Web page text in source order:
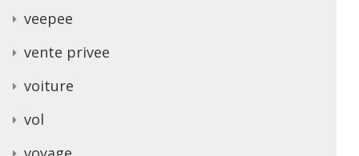
veepee
vente privee
voiture
vol